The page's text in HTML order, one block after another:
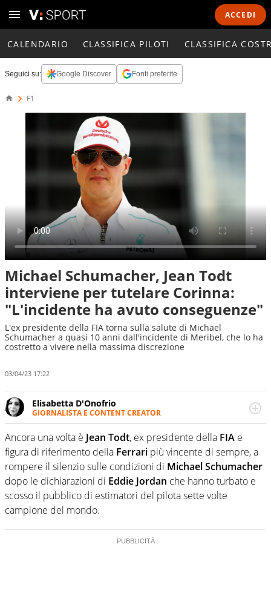
ACCEDI
CALENDARIO CLASSIFICA PILOTI CLASSIFICA
Seguici su: Google Discover Fonti preferite
F1
Michael Schumacher, Jean Todt
interviene per tutelare Corinna:
"L'incidente ha avuto conseguenze"
L'ex presidente della FIA torna sulla salute di Michael
Schumacher a quasi 10 anni dall'incidente di Meribel, che lo ha
costretto a vivere nella massima discrezione
03/04/23 17:22
Elisabetta D'Onofrio
GIORNALISTA E CONTENT CREATOR
Giornalista professionista dal 2007, scrive per curiosità
personale e necessità: soprattutto di calcio, di sport e dei
suoi protagonisti, concedendosi innocenti evasioni
nell'ambito della creazione di format. Un tempo ala
destra, oggi si sente a suo agio nel ruolo di libero. Cura
una classifica riservata dei migliori 5 calciatori di sempre.
Ancora una volta è Jean Todt, ex presidente della FIA e
figura di riferimento della Ferrari più vincente di sempre, a
rompere il silenzio sulle condizioni di Michael Schumacher
dopo le dichiarazioni di Eddie Jordan che hanno turbato e
scosso il pubblico di estimatori del pilota sette volte
campione del mondo.